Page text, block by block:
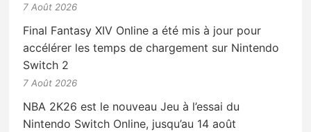
7 Août 2026
Final Fantasy XIV Online a été mis à jour pour
accélérer les temps de chargement sur Nintendo
Switch 2
7 Août 2026
NBA 2K26 est le nouveau Jeu à l’essai du
Nintendo Switch Online, jusqu’au 14 août